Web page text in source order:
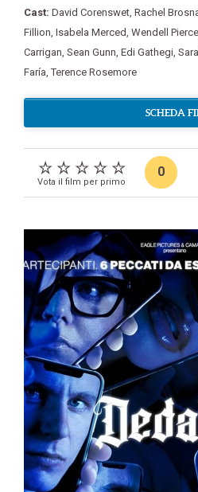
Cast: David Corenswet Rachel
Fillion Isabela Merced Wendell Pierce
Carrigan Sean Gunn Edi Gathegi
Faría ,Terence Rosemore
SCHEDA
Vota il film per primo
0